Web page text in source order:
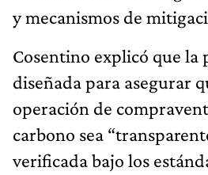
y mecanismos de
Cosentino explicó que la
diseñada para asegurar
operación de
carbono sea
verificada bajo los